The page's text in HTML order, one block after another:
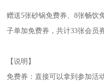
赠送5张砂锅免费券、8张畅饮
子单加免费券，共计33张会员
【说明】
免费券：直接可以拿到参加活